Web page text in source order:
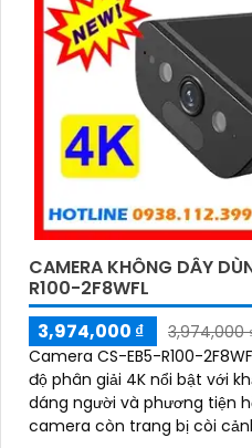
CAMERA KHÔNG DÂY
R100-2F8WFL
3,974,000 ₫
3,974,000
Camera CS-EB5-R100-
độ phân giải 4K nổi bật với
dáng người và phương tiện
camera còn trang bị còi